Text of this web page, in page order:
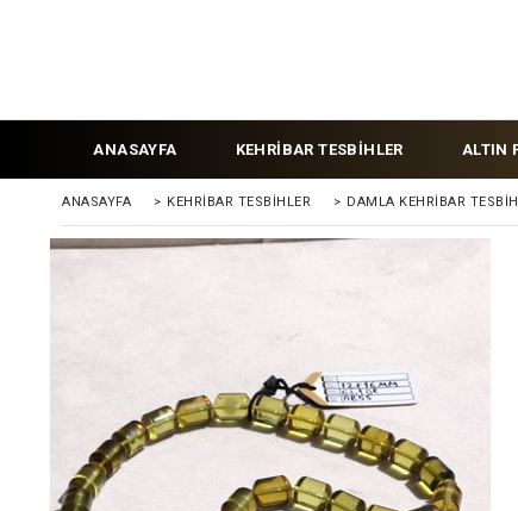
ANASAYFA KEHRİBAR TESBİHLER ALTIN
ANASAYFA > KEHRIBAR TESBIHLER > DAMLA KEHRİBAR